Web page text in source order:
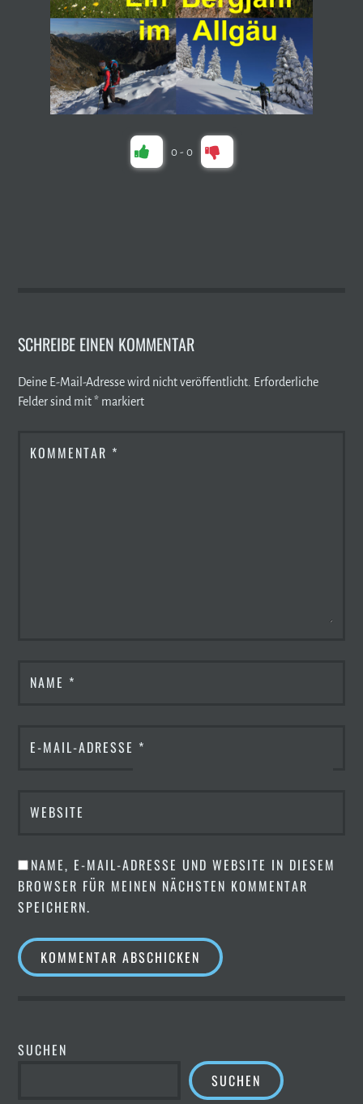
0 - 0
SCHREIBE EINEN KOMMENTAR
Deine E-Mail-Adresse wird nicht veröffentlicht. Erforderliche
Felder sind mit* markiert
KOMMENTAR *
NAME *
E-MAIL-ADRESSE *
WEBSITE
NAME, E-MAIL-ADRESSE UND WEBSITE IN DIESEM
BROWSER FÜR MEINEN NÄCHSTEN KOMMENTAR
SPEICHERN.
SUCHEN
SUCHEN